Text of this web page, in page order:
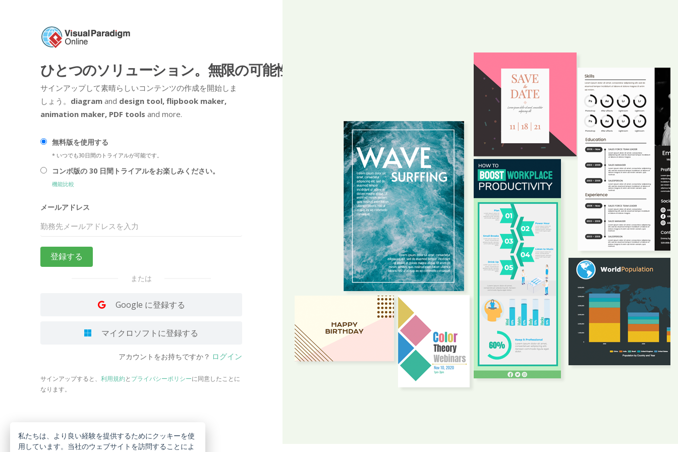
ひとつのソリューション。無限の可能性。
サインアップして素晴らしいコンテンツの作成を開始しま
しょう。 diagram and design tool, flipbook maker,
animation maker, PDF tools and more.
無料版を使用する
* いつでも30日間のトライアルが可能です。
コンボ版の 30 日間トライアルをお楽しみください。
機能比較
メールアドレス
登録する
または
Google に登録する
マイクロソフトに登録する
アカウントをお持ちですか？ ログイン
サインアップすると、 利用規約と プライバシーポリシーに同意したことに
なります。
私たちは、より良い経験を提供するためにクッキーを使
用しています。当社のウェブサイトを訪問することによ